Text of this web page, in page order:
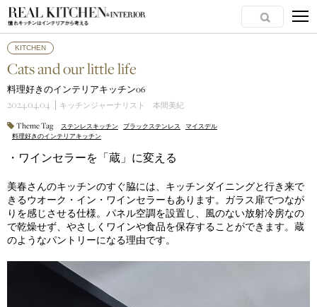
KITCHEN
Cats and our little life
料理好きのインテリアキッチン06
2024.04.04 キッチンジャーナリスト 本間美紀
Theme Tag ステンレスキッチン ブラックステンレス
マイスデル
料理好きのインテリアキッチン
・ワインセラーを「 蔵」に変える
美春さんのキッチンのすぐ脇には、キッチンダイニングと行き来で
きるウオーク・イン・ワインセラーもあります。ガラス扉でつなが
りを感じさせる仕様。パネル空調を設置し、風のない放射冷房なの
で乾燥せず、やさしくワインや食品を保存することができます。蔵
のようなパントリーになる理由です。